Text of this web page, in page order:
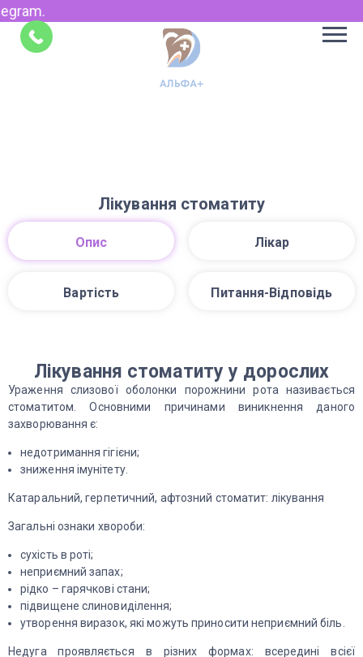
Лікування стоматиту
Опис Лікар
Вартість Питання-Відповідь
Лікування стоматиту у дорослих
Ураження слизової оболонки порожнини рота називається
стоматитом. Основними причинами виникнення даного
захворювання є:
недотримання гігієни;
зниження імунітету.
Катаральний, герпетичний, афтозний стоматит: лікування
Загальні ознаки хвороби:
сухість в роті;
неприємний запах;
рідко – гарячкові стани;
підвищене слиновиділення;
утворення виразок, які можуть приносити неприємний біль.
Недуга проявляється в різних формах: всередині всієї